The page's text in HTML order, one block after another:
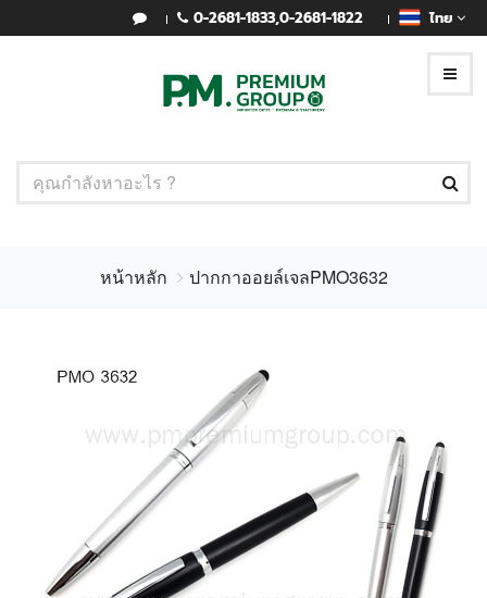
0-2681-1833,0-2681-1822 ไทย
หน้าหลัก ปากกาออยล์เจลPMO3632